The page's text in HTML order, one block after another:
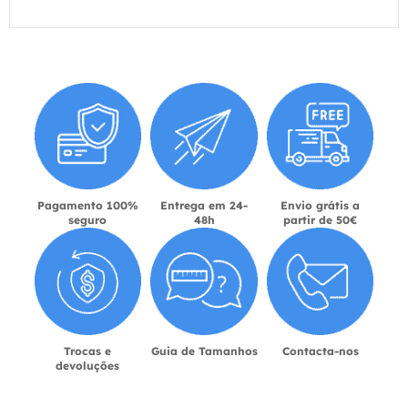
Pagamento 100%
seguro
Entrega em 24-
48h
Envio grátis a
partir de 50€
Trocas e
devoluções
Guia de Tamanhos Contacta-nos